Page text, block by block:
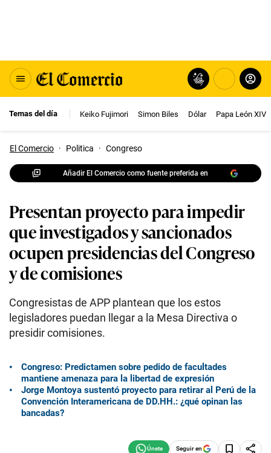
Temas del día Keiko Fujimori Simon Biles Dólar Papa León XIV
El Comercio · Politica · Congreso
Añadir El Comercio como fuente preferida en
Presentan proyecto para impedir
que investigados y sancionados
ocupen presidencias del Congreso
y de comisiones
Congresistas de APP plantean que los estos
legisladores puedan llegar a la Mesa Directiva o
presidir comisiones.
Congreso: Predictamen sobre pedido de facultades
mantiene amenaza para la libertad de expresión
Jorge Montoya sustentó proyecto para retirar al Perú de la
Convención Interamericana de DD.HH.: ¿qué opinan las
bancadas?
Seguir en